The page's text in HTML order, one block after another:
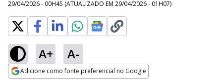
29/04/2026 - 00H45 (ATUALIZADO EM 29/04/2026 - 01H07)
A+ A-
Adicione como fonte preferencial no Google